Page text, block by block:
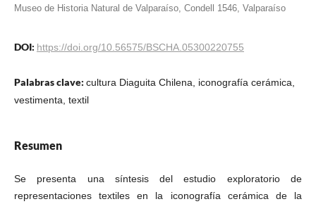
Museo de Historia Natural de Valparaíso, Condell 1546, Valparaíso
DOI: https://doi.org/10.56575/BSCHA.05300220755
Palabras clave: cultura Diaguita Chilena, iconografía cerámica,
vestimenta, textil
Resumen
Se presenta una síntesis del estudio exploratorio de
representaciones textiles en la iconografía cerámica de la